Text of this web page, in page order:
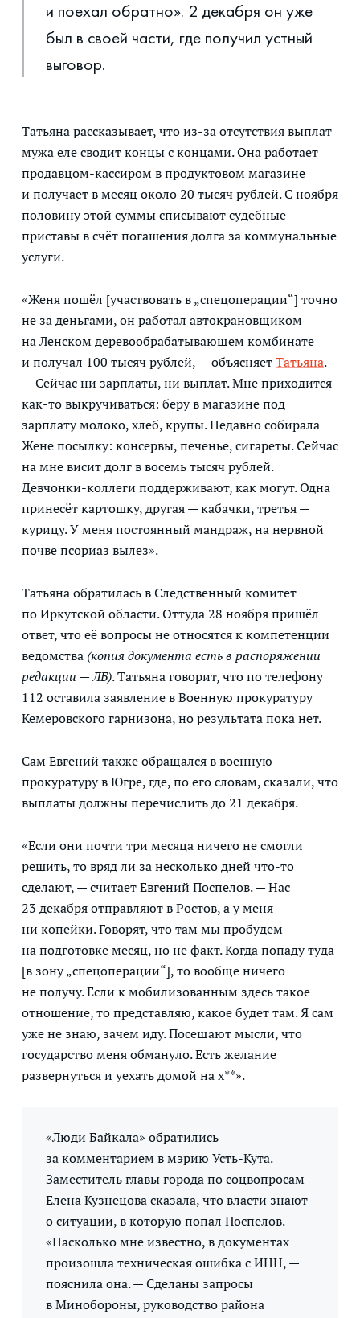
и поехал обратно». 2 декабря он уже
был в своей части, где получил устный
выговор.
Татьяна рассказывает, что из-за отсутствия выплат
мужа еле сводит концы с концами. Она работает
продавцом-кассиром в продуктовом магазине
и получает в месяц около 20 тысяч рублей. С ноября
половину этой суммы списывают судебные
приставы в счёт погашения долга за коммунальные
услуги.
«Женя пошёл [участвовать в „спецоперации“] точно
не за деньгами, он работал автокрановщиком
на Ленском деревообрабатывающем комбинате
и получал 100 тысяч рублей, — объясняетТатьяна.
— Сейчас ни зарплаты, ни выплат. Мне приходится
как-то выкручиваться: беру в магазине под
зарплату молоко, хлеб, крупы. Недавно собирала
Жене посылку: консервы, печенье, сигареты. Сейчас
на мне висит долг в восемь тысяч рублей.
Девчонки-коллеги поддерживают, как могут. Одна
принесёт картошку, другая — кабачки, третья —
курицу. У меня постоянный мандраж, на нервной
почве псориаз вылез».
Татьяна обратилась в Следственный комитет
по Иркутской области. Оттуда 28 ноября пришёл
ответ, что её вопросы не относятся к компетенции
ведомства (копия документа есть в распоряжении
редакции — ЛБ). Татьяна говорит, что по телефону
112 оставила заявление в Военную прокуратуру
Кемеровского гарнизона, но результата пока нет.
Сам Евгений также обращался в военную
прокуратуру в Югре, где, по его словам, сказали, что
выплаты должны перечислить до 21 декабря.
«Если они почти три месяца ничего не смогли
решить, то вряд ли за несколько дней что-то
сделают, — считает Евгений Поспелов. — Нас
23 декабря отправляют в Ростов, а у меня
ни копейки. Говорят, что там мы пробудем
на подготовке месяц, но не факт. Когда попаду туда
[в зону „спецоперации“], то вообще ничего
не получу. Если к мобилизованным здесь такое
отношение, то представляю, какое будет там. Я сам
уже не знаю, зачем иду. Посещают мысли, что
государство меня обмануло. Есть желание
развернуться и уехать домой на х**».
«Люди Байкала» обратились
за комментарием в мэрию Усть-Кута.
Заместитель главы города по соцвопросам
Елена Кузнецова сказала, что власти знают
о ситуации, в которую попал Поспелов.
«Насколько мне известно, в документах
произошла техническая ошибка с ИНН, —
пояснила она. — Сделаны запросы
в Минобороны, руководство района